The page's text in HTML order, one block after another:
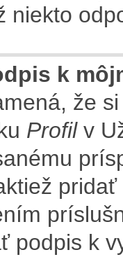
niekto
k
že
Profilv
podpis k